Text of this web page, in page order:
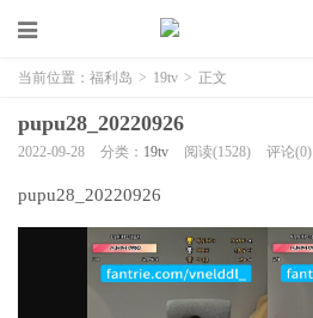
当前位置： 福利岛 > 19tv > 正文
pupu28_20220926
2022-09-28 分类： 19tv 阅读(1528) 评论(0)
pupu28_20220926